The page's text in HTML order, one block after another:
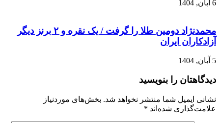
6 آبان, 1404
محمدنژاد دومین طلا را گرفت / یک نقره و ۲ برنز دیگر
آزادکاران ایران
5 آبان, 1404
دیدگاهتان را بنویسید
نشانی ایمیل شما منتشر نخواهد شد. بخش‌های موردنیاز
علامت‌گذاری شده‌اند *